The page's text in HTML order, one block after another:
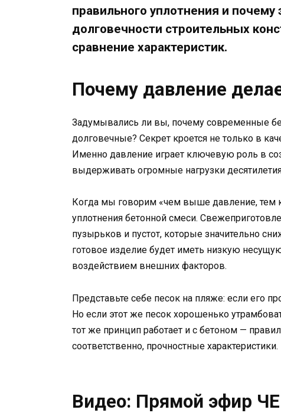
правильного уплотнения и
долговечности строительных
сравнение характеристик.
Почему давление
Задумывались ли вы, почему современные
долговечные? Секрет кроется не только в
Именно давление играет ключевую роль в
выдерживать огромные нагрузки
Когда мы говорим «чем выше давление, тем
уплотнения бетонной смеси.
пузырьков и пустот, которые значительно
готовое изделие будет иметь низкую
воздействием внешних факторов.
Представьте себе песок на пляже: если его
Но если этот же песок хорошенько
тот же принцип работает и с бетоном —
соответственно, прочностные характеристики.
Видео: Прямой эфир ЧЕ